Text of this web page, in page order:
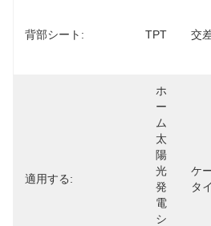
背部シート: TPT 交
適用する:
ホ
ー
ム
太
陽
光
発
電
シ
ケ
タ